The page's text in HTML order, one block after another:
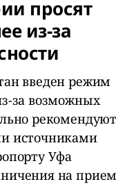
просят
из-за
введен режим
за возможных
рекомендуют
источниками
Уфа
на прием